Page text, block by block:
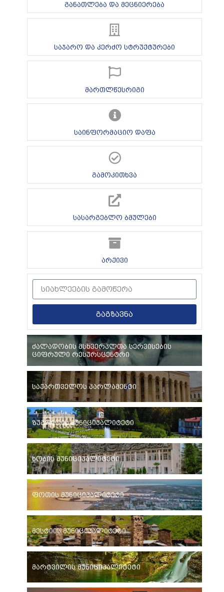
განათლება და მეცნიერება
საჯარო და კერძო სტრუქტურები
მართლწესრიგი
საინფორმაციო დაფა
გამოკითხვა
სასარგებლო ბმულები
არქივი
გაგზავნა
ძალადობის მსხვერპლთა სერვისების
ციფრული რესურსცენტრი
საქართველოს პარლამენტი
ზუგდიდის მუნიციპალიტეტი
ხობის მუნიციპალიტეტი
ფოთის მუნიციპალიტეტი
მესტიის მუნიციპალიტეტი
მარტვილის მუნიციპალიტეტი